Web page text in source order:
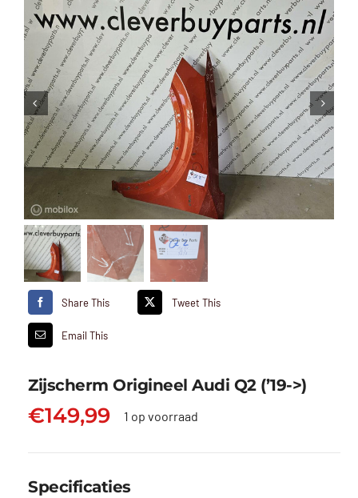
Share This Tweet This
Email This
Zijscherm Origineel Audi Q2 (’19->)
€149,99 1 op voorraad
Specificaties